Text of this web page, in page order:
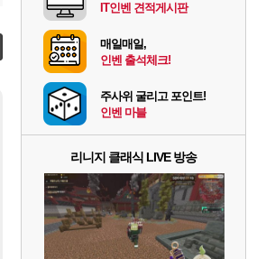
벨가 하드 찐 투력컷 [35]
벨가르딘 나이트메어 TOP 10 직업별 분포
챌린저#77777 저격했습니다! [97]
벨가르딘 맛본 시점 민심 췤 [79]
4컷 만화 | 야간 보초는 너무 힘들어
스위치2판 ‘몬헌 와일즈’, 30~40fps 목표 추
리밋제로 테스트 때는 로비에 온라인 기능이 있는데
비스트 오브 리인카네이션 오픈 트레일러
IT인벤 견적게시판
매일매일,
인벤 출석체크!
주사위 굴리고 포인트!
인벤 마블
리니지 클래식 LIVE 방송